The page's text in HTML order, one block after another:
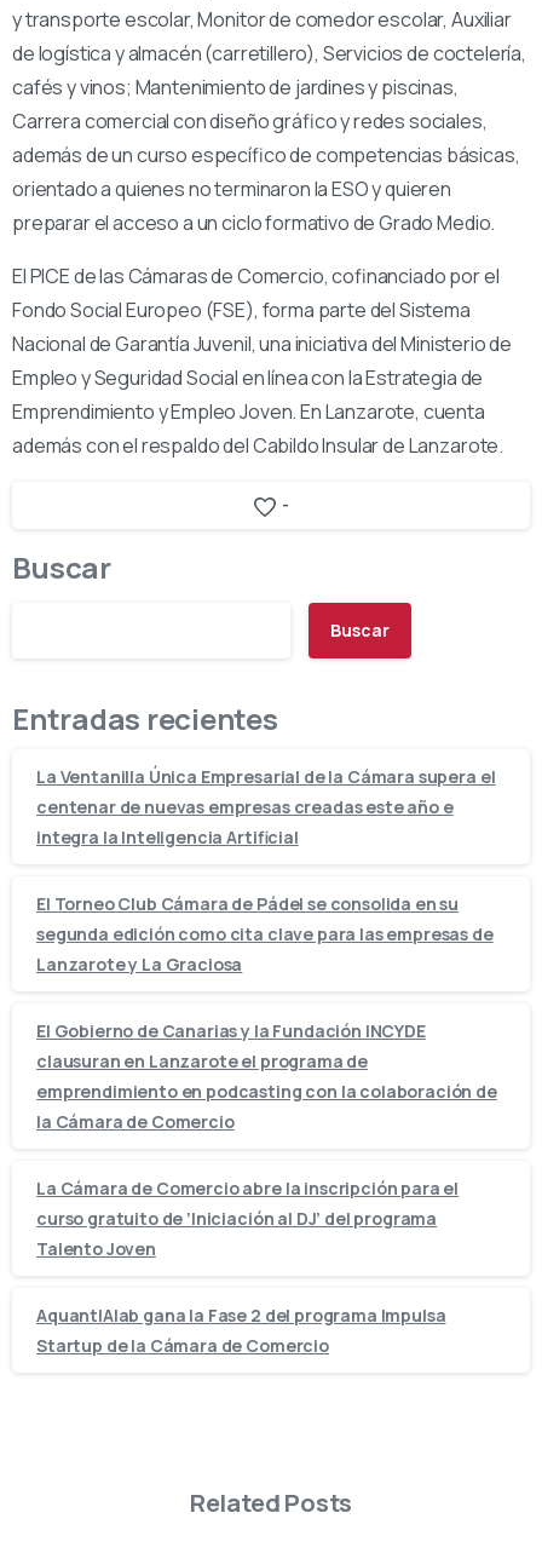
y transporte escolar, Monitor de comedor escolar, Auxiliar
de logística y almacén (carretillero), Servicios de coctelería,
cafés y vinos; Mantenimiento de jardines y piscinas,
Carrera comercial con diseño gráfico y redes sociales,
además de un curso específico de competencias básicas,
orientado a quienes no terminaron la ESO y quieren
preparar el acceso a un ciclo formativo de Grado Medio.
El PICE de las Cámaras de Comercio, cofinanciado por el
Fondo Social Europeo (FSE), forma parte del Sistema
Nacional de Garantía Juvenil, una iniciativa del Ministerio de
Empleo y Seguridad Social en línea con la Estrategia de
Emprendimiento y Empleo Joven. En Lanzarote, cuenta
además con el respaldo del Cabildo Insular de Lanzarote.
-
Buscar
Buscar
Entradas recientes
La Ventanilla Única Empresarial de la Cámara supera el
centenar de nuevas empresas creadas este año e
integra la Inteligencia Artificial
El Torneo Club Cámara de Pádel se consolida en su
segunda edición como cita clave para las empresas de
Lanzarote y La Graciosa
El Gobierno de Canarias y la Fundación INCYDE
clausuran en Lanzarote el programa de
emprendimiento en podcasting con la colaboración de
la Cámara de Comercio
La Cámara de Comercio abre la inscripción para el
curso gratuito de ‘Iniciación al DJ’ del programa
Talento Joven
AquantIAlab gana la Fase 2 del programa Impulsa
Startup de la Cámara de Comercio
Related Posts